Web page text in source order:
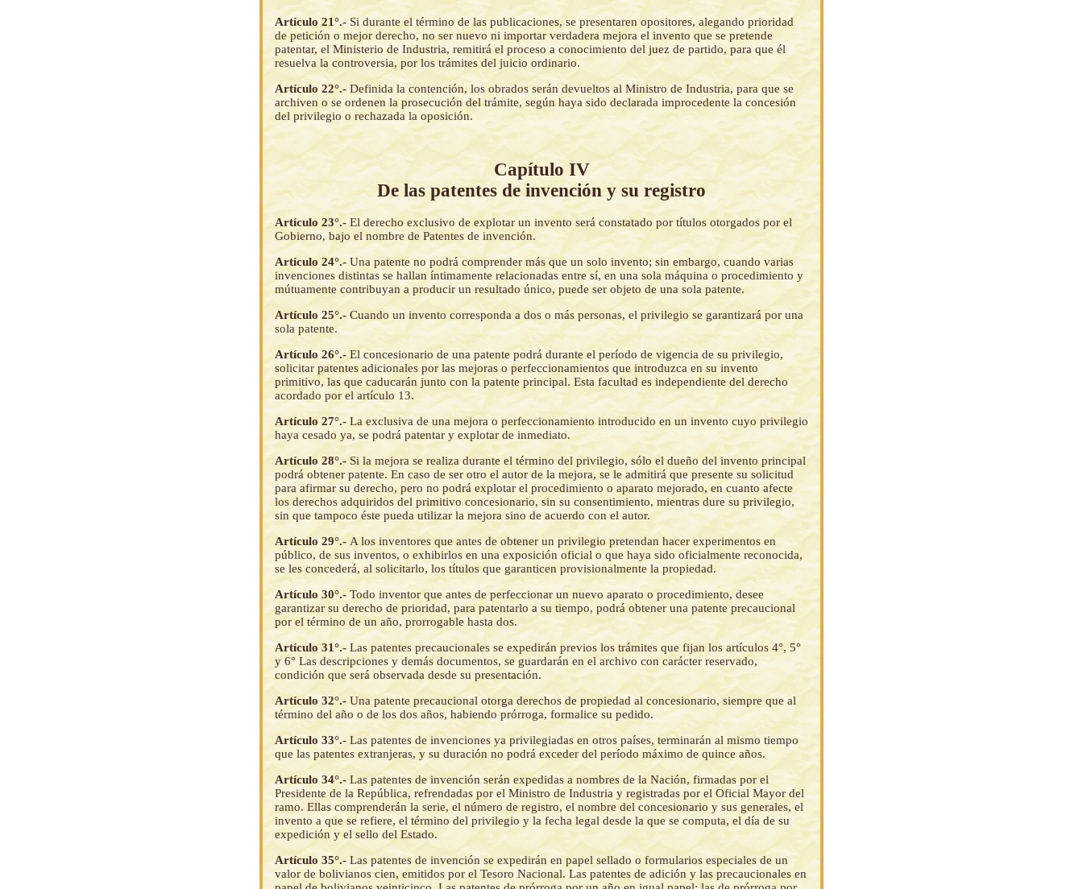
Artículo 21°.- Si durante el término de las publicaciones, se presentaren opositores, alegando prioridad
de petición o mejor derecho, no ser nuevo ni importar verdadera mejora el invento que se pretende
patentar, el Ministerio de Industria, remitirá el proceso a conocimiento del juez de partido, para que él
resuelva la controversia, por los trámites del juicio ordinario.
Artículo 22°.- Definida la contención, los obrados serán devueltos al Ministro de Industria, para que se
archiven o se ordenen la prosecución del trámite, según haya sido declarada improcedente la concesión
del privilegio o rechazada la oposición.
Capítulo IV
De las patentes de invención y su registro
Artículo 23°.- El derecho exclusivo de explotar un invento será constatado por títulos otorgados por el
Gobierno, bajo el nombre de Patentes de invención.
Artículo 24°.- Una patente no podrá comprender más que un solo invento; sin embargo, cuando varias
invenciones distintas se hallan íntimamente relacionadas entre sí, en una sola máquina o procedimiento y
mútuamente contribuyan a producir un resultado único, puede ser objeto de una sola patente.
Artículo 25°.- Cuando un invento corresponda a dos o más personas, el privilegio se garantizará por una
sola patente.
Artículo 26°.- El concesionario de una patente podrá durante el período de vigencia de su privilegio,
solicitar patentes adicionales por las mejoras o perfeccionamientos que introduzca en su invento
primitivo, las que caducarán junto con la patente principal. Esta facultad es independiente del derecho
acordado por el artículo 13.
Artículo 27°.- La exclusiva de una mejora o perfeccionamiento introducido en un invento cuyo privilegio
haya cesado ya, se podrá patentar y explotar de inmediato.
Artículo 28°.- Si la mejora se realiza durante el término del privilegio, sólo el dueño del invento principal
podrá obtener patente. En caso de ser otro el autor de la mejora, se le admitirá que presente su solicitud
para afirmar su derecho, pero no podrá explotar el procedimiento o aparato mejorado, en cuanto afecte
los derechos adquiridos del primitivo concesionario, sin su consentimiento, mientras dure su privilegio,
sin que tampoco éste pueda utilizar la mejora sino de acuerdo con el autor.
Artículo 29°.- A los inventores que antes de obtener un privilegio pretendan hacer experimentos en
público, de sus inventos, o exhibirlos en una exposición oficial o que haya sido oficialmente reconocida,
se les concederá, al solicitarlo, los títulos que garanticen provisionalmente la propiedad.
Artículo 30°.- Todo inventor que antes de perfeccionar un nuevo aparato o procedimiento, desee
garantizar su derecho de prioridad, para patentarlo a su tiempo, podrá obtener una patente precaucional
por el término de un año, prorrogable hasta dos.
Artículo 31°.- Las patentes precaucionales se expedirán previos los trámites que fijan los artículos 4°, 5°
y 6° Las descripciones y demás documentos, se guardarán en el archivo con carácter reservado,
condición que será observada desde su presentación.
Artículo 32°.- Una patente precaucional otorga derechos de propiedad al concesionario, siempre que al
término del año o de los dos años, habiendo prórroga, formalice su pedido.
Artículo 33°.- Las patentes de invenciones ya privilegiadas en otros países, terminarán al mismo tiempo
que las patentes extranjeras, y su duración no podrá exceder del período máximo de quince años.
Artículo 34°.- Las patentes de invención serán expedidas a nombres de la Nación, firmadas por el
Presidente de la República, refrendadas por el Ministro de Industria y registradas por el Oficial Mayor del
ramo. Ellas comprenderán la serie, el número de registro, el nombre del concesionario y sus generales, el
invento a que se refiere, el término del privilegio y la fecha legal desde la que se computa, el día de su
expedición y el sello del Estado.
Artículo 35°.- Las patentes de invención se expedirán en papel sellado o formularios especiales de un
valor de bolivianos cien, emitidos por el Tesoro Nacional. Las patentes de adición y las precaucionales en